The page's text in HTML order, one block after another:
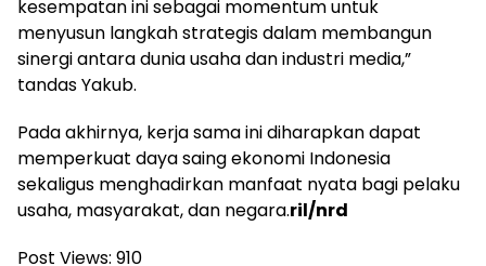
kesempatan ini sebagai momentum untuk
menyusun langkah strategis dalam membangun
sinergi antara dunia usaha dan industri media,”
tandas Yakub.
Pada akhirnya, kerja sama ini diharapkan dapat
memperkuat daya saing ekonomi Indonesia
sekaligus menghadirkan manfaat nyata bagi pelaku
usaha, masyarakat, dan negara.ril/nrd
Post Views: 910